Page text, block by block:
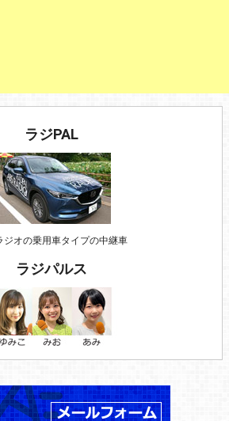
ラジPAL
ジオの乗用車タイプの中継車
ラジパルス